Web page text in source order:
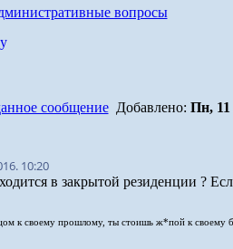
вопросы
Добавлено: Пн, 11
10:20
в закрытой резиденции ?
к своему прошлому, ты стоишь ж*пой к своему